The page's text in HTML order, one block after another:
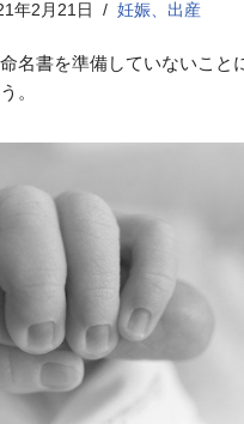
年2月21日 妊娠、出産
名書を準備していないこと
。